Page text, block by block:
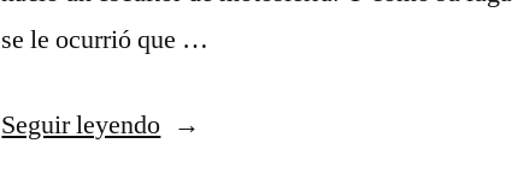
se le ocurrió que …
Seguir leyendo«Andrés